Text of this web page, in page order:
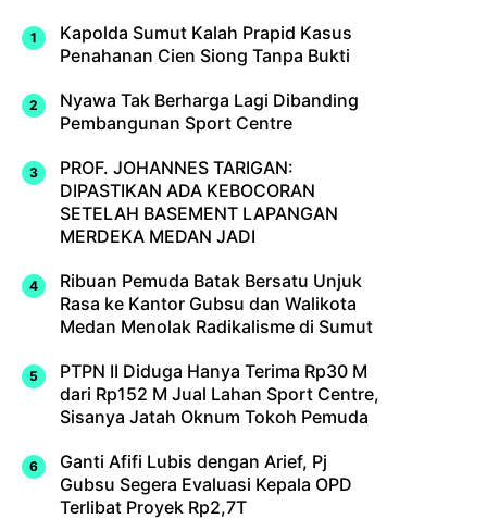
Kapolda Sumut Kalah Prapid Kasus
Penahanan Cien Siong Tanpa Bukti
Nyawa Tak Berharga Lagi Dibanding
Pembangunan Sport Centre
PROF. JOHANNES TARIGAN:
DIPASTIKAN ADA KEBOCORAN
SETELAH BASEMENT LAPANGAN
MERDEKA MEDAN JADI
Ribuan Pemuda Batak Bersatu Unjuk
Rasa ke Kantor Gubsu dan Walikota
Medan Menolak Radikalisme di Sumut
PTPN II Diduga Hanya Terima Rp30 M
dari Rp152 M Jual Lahan Sport Centre,
Sisanya Jatah Oknum Tokoh Pemuda
Ganti Afifi Lubis dengan Arief, Pj
Gubsu Segera Evaluasi Kepala OPD
Terlibat Proyek Rp2,7T